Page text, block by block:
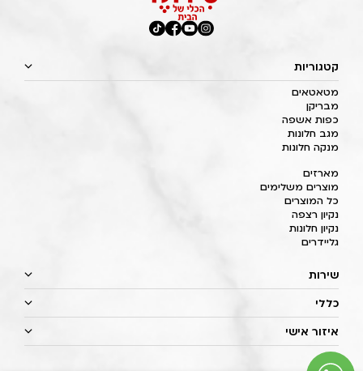
קטגוריות
מטאטאים
מבריקן
כפות אשפה
מגב חלונות
מנקה חלונות
מארזים
מוצרים משלימים
כל המוצרים
נקיון רצפה
נקיון חלונות
גליידרים
שירות
כללי
איזור אישי